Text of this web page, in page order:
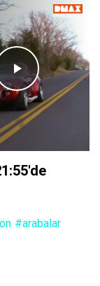
Videoyu
Oynat
#arabalar